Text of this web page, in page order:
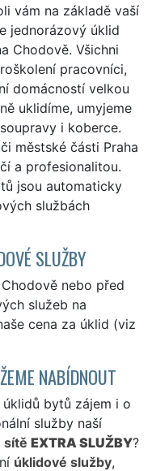
vám na základě vaší
jednorázový úklid
Chodově. Všichni
pracovníci,
domácností velkou
uklidíme, umyjeme
i koberce.
městské části Praha
a profesionalitou.
jsou automaticky
službách
SLUŽBY
nebo před
služeb na
cena za úklid (viz
NABÍDNOUT
bytů zájem i o
služby naší
sítě EXTRA SLUŽBY?
úklidové služby,